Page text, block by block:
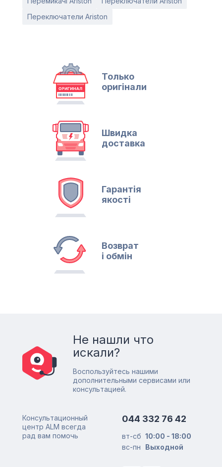
Переключатели Ariston
Только
оригінали
Швидка
доставка
Гарантія
якості
Возврат
і обмін
Не нашли что
искали?
Воспользуйтесь нашими
дополнительными сервисами или
консультацией.
Консультационный
центр ALM всегда
рад вам помочь
044 332 76 42
вт-сб 10:00 - 18:00
вс-пн
Выходной